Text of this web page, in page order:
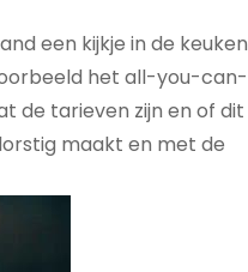
een kijkje in de keuken
het all-you-can-
de tarieven zijn en of dit
maakt en met de